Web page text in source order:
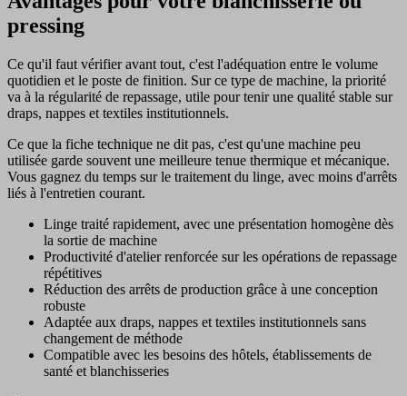
pressing
Ce qu'il faut vérifier avant tout, c'est l'adéquation entre le volume
quotidien et le poste de finition. Sur ce type de machine, la priorité
va à la régularité de repassage, utile pour tenir une qualité stable sur
draps, nappes et textiles institutionnels.
Ce que la fiche technique ne dit pas, c'est qu'une machine peu
utilisée garde souvent une meilleure tenue thermique et mécanique.
Vous gagnez du temps sur le traitement du linge, avec moins d'arrêts
liés à l'entretien courant.
Linge traité rapidement, avec une présentation homogène dès
la sortie de machine
Productivité d'atelier renforcée sur les opérations de repassage
répétitives
Réduction des arrêts de production grâce à une conception
robuste
Adaptée aux draps, nappes et textiles institutionnels sans
changement de méthode
Compatible avec les besoins des hôtels, établissements de
santé et blanchisseries